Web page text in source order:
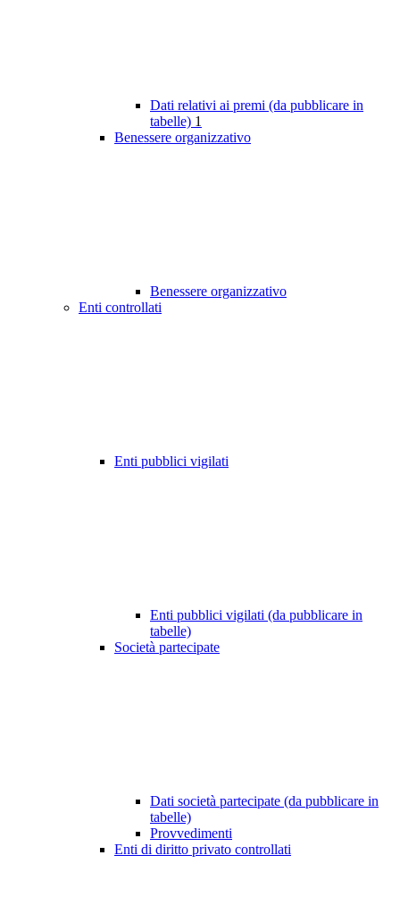
Dati relativi ai premi (da pubblicare in
tabelle) 1
Benessere organizzativo
Benessere organizzativo
Enti controllati
Enti pubblici vigilati
Enti pubblici vigilati (da pubblicare in
tabelle)
Società partecipate
Dati società partecipate (da pubblicare in
tabelle)
Provvedimenti
Enti di diritto privato controllati